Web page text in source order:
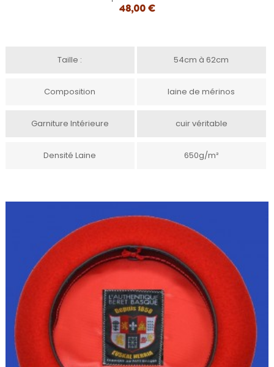
48,00 €
Taille : 54cm à 62cm
Composition laine de mérinos
Garniture Intérieure cuir véritable
Densité Laine 650g/m²